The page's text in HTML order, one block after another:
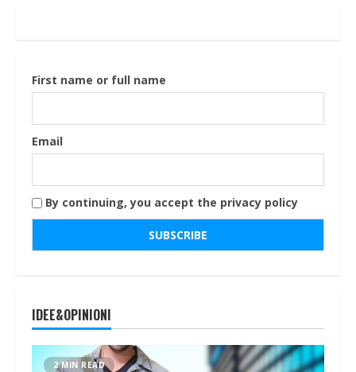
First name or full name
Email
By continuing, you accept the privacy policy
IDEE&OPINIONI
2 MIN READ